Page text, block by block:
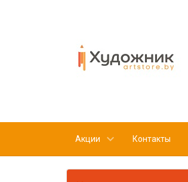
Акции Контакты